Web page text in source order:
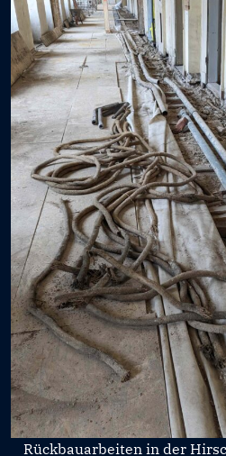
Rückbauarbeiten in der